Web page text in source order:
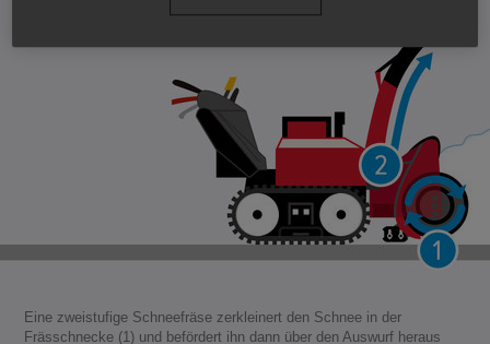
Eine zweistufige Schneefräse zerkleinert den Schnee in der
Frässchnecke (1) und befördert ihn dann über den Auswurf heraus